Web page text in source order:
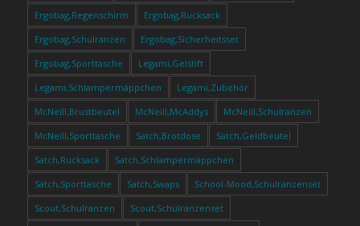
Ergobag,Regenschirm
Ergobag,Rucksack
Ergobag,Schulranzen
Ergobag,Sicherheitsset
Ergobag,Sporttasche
Legami,Gelstift
Legami,Schlampermäppchen
Legami,Zubehör
McNeill,Brustbeutel
McNeill,McAddys
McNeill,Schulranzen
McNeill,Sporttasche
Satch,Brotdose
Satch,Geldbeutel
Satch,Rucksack
Satch,Schlampermäppchen
Satch,Sporttasche
Satch,Swaps
School-Mood,Schulranzenset
Scout,Schulranzen
Scout,Schulranzenset